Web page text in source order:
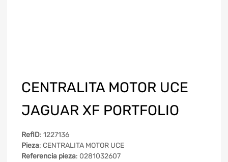
CENTRALITA MOTOR UCE
JAGUAR XF PORTFOLIO
RefID: 1227136
Pieza: CENTRALITA MOTOR UCE
Referencia pieza: 0281032607